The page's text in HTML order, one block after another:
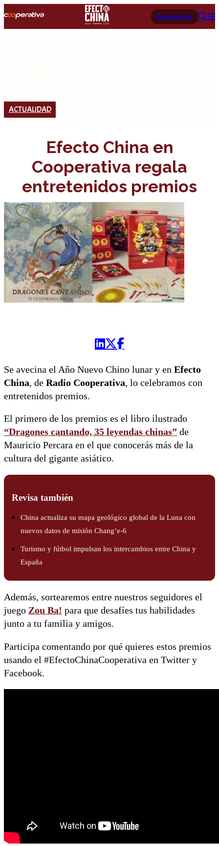
Radio en Vivo
ACTUALIDAD
Efecto China en
Cooperativa regala
entretenidos premios
Se avecina el Año Nuevo Chino lunar y en Efecto
China, de Radio Cooperativa, lo celebramos con
entretenidos premios.
El primero de los premios es el libro ilustrado
“Dragones cantando, 35 leyendas chinas” de
Mauricio Percara en el que conocerás más de la
cultura del gigante asiático.
Revisa también
China actualiza su mapa geológico global de la Luna con
nuevos datos de misión Chang’e-6
Turismo y fútbol impulsan los intercambios entre China y
España
Además, sortearemos entre nuestros seguidores el
juego Zou Ba! para que desafíes tus habilidades
junto a tu familia y amigos.
Participa comentando por qué quieres estos premios
usando el #EfectoChinaCooperativa en Twitter y
Facebook.